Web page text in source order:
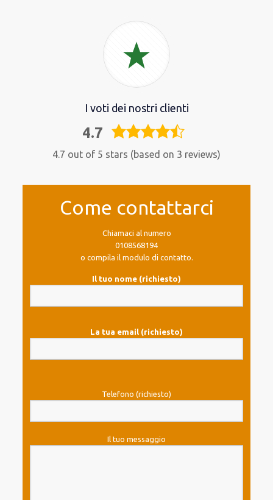
I voti dei nostri clienti
4.7
4,7
4.7 out of 5 stars (based on 3 reviews)
Come contattarci
Chiamaci al numero
0108568194
o compila il modulo di contatto.
Il tuo nome (richiesto)
La tua email (richiesto)
Telefono (richiesto)
Il tuo messaggio